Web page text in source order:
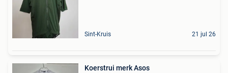
Sint-Kruis 21 jul 26
Koerstrui merk Asos